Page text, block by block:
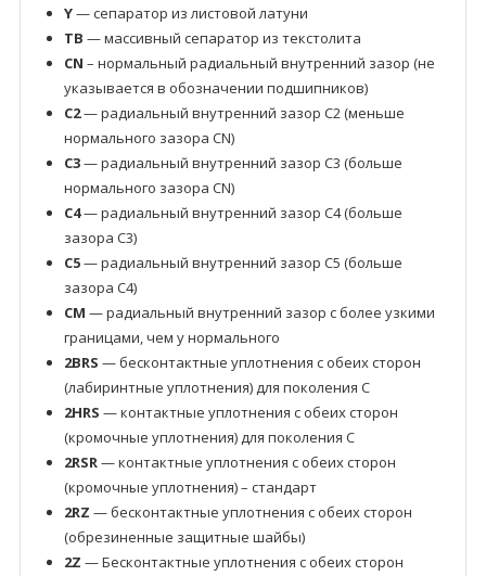
Y— сепаратор из листовой латуни
TB — массивный сепаратор из текстолита
CN – нормальный радиальный внутренний зазор (не
указывается в обозначении подшипников)
C2— радиальный внутренний зазор C2 (меньше
нормального зазора CN)
C3— радиальный внутренний зазор C3 (больше
нормального зазора CN)
C4— радиальный внутренний зазор C4 (больше
зазора C3)
C5— радиальный внутренний зазор C5 (больше
зазора C4)
CM — радиальный внутренний зазор с более узкими
границами, чем у нормального
2BRS — бесконтактные уплотнения с обеих сторон
(лабиринтные уплотнения) для поколения C
2HRS — контактные уплотнения с обеих сторон
(кромочные уплотнения) для поколения C
2RSR— контактные уплотнения с обеих сторон
(кромочные уплотнения) – стандарт
2RZ — бесконтактные уплотнения с обеих сторон
(обрезиненные защитные шайбы)
2Z — Бесконтактные уплотнения с обеих сторон